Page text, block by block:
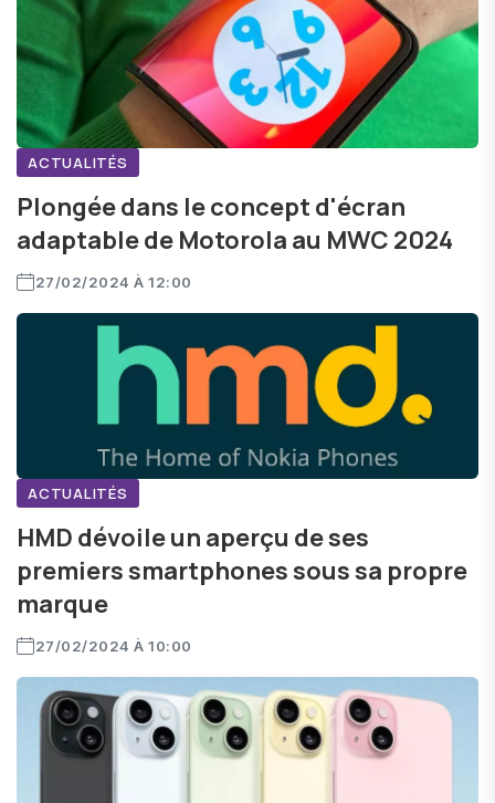
ACTUALITÉS
Plongée dans le concept d'écran
adaptable de Motorola au MWC 2024
27/02/2024 À 12:00
ACTUALITÉS
HMD dévoile un aperçu de ses
premiers smartphones sous sa propre
marque
27/02/2024 À 10:00